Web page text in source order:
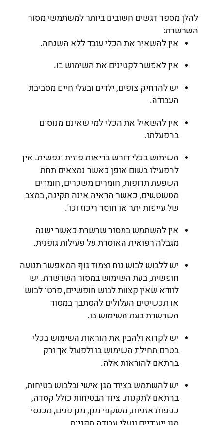
להלן מספר דגשים חשובים ביותר למשתמשי מסור
השרשרת:
אין להשאיר את הכלי עובד ללא השגחה.
אין לאפשר לקטינים את השימוש בו.
יש להרחיק צופים, ילדים ובעלי חיים מסביבת
העבודה.
אין להשאיל את הכלי למי שאינם מנוסים
בהפעלתו.
השימוש בכלי דורש בריאות פיזית ונפשית. אין
להפעילו בשום אופן כאשר נמצאים תחת
השפעת תרופות, חומרים משכרים, חומרים
מטשטשים, כאשר הראיה אינה תקינה, במצב
של עייפות יתר או חוסר ריכוז וכו'.
אין להשתמש במסור שרשרת כאשר ישנה
מגבלה רפואית האוסרת על פעילות גופנית.
יש ללבוש לבוש נוח וצמוד גוף המאפשר תנועה
חופשית, בעת השימוש במסור השרשרת. יש
לוודא שאין קצוות לבוש חופשיים, פרטי לבוש
או תכשיטים העלולים להסתבך במסור
השרשרת בעת השימוש בו.
יש לקרוא ולהבין את הוראות השימוש בכלי
בטרם תחילת השימוש בו ולפעול אך ורק
בהתאם להוראות אלה.
יש להשתמש בציוד מגן אישי ובלבוש בטיחות,
בהתאם לתקנות. ציוד הבטיחות כולל קסדה,
כפפות אזניות, משקפי מגן, מגן פנים, מכנסי